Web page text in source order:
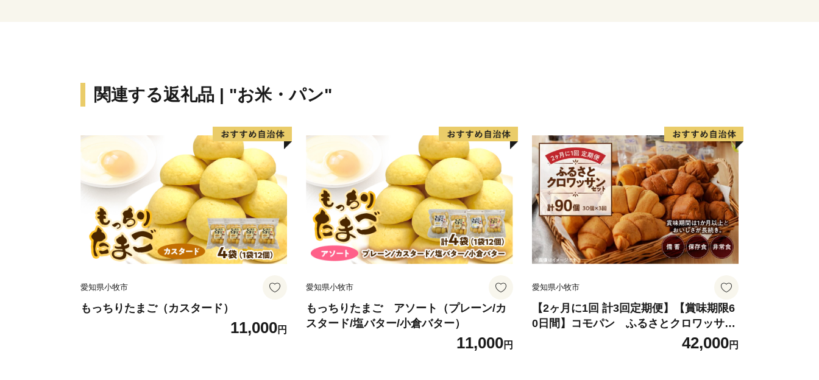
また、大人お洒落な名刺入れなど馬の革を使った製品も他ではなか
なか手に入らない逸品揃いです。
清酒蔵元さんも活発で、清らかな水で育てられた酒米を使った清酒
は辛党の方でなくても納得の大変美味しいお酒が目白押しです。
日本酒党なら是非とも飲んでいただきたい全国的な銘柄のお酒もご
準備しております。
濃厚クリーミィでミルキーなヨーグルトや、清酒と組み合わせて作
ったヨーグルトのお酒などは女性の方にも人気のお品。
このほかにも、二百年もの歴史のある醸造さんが作る味噌や醤油な
関連する返礼品 | "お米・パン"
愛知県小牧市
もっちりたまご（カスタード）
11,000円
愛知県小牧市
もっちりたまご アソート（プレーン/カ
スタード/塩バター/小倉バター）
11,000円
愛知県小牧市
【2ヶ月に1回 計3回定期便】【賞味期限6
0日間】コモパン ふるさとクロワッサン
セット（計90個）／災害用備蓄 保存食 非
42,000円